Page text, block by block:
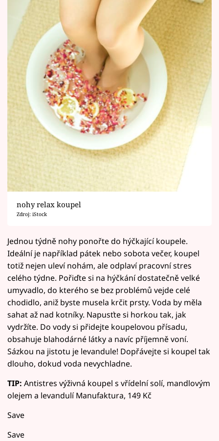
nohy relax koupel
Zdroj: iStock
Jednou týdně nohy ponořte do hýčkající koupele.
Ideální je například pátek nebo sobota večer, koupel
totiž nejen uleví nohám, ale odplaví pracovní stres
celého týdne. Pořiďte si na hýčkání dostatečně velké
umyvadlo, do kterého se bez problémů vejde celé
chodidlo, aniž byste musela krčit prsty. Voda by měla
sahat až nad kotníky. Napusťte si horkou tak, jak
vydržíte. Do vody si přidejte koupelovou přísadu,
obsahuje blahodárné látky a navíc příjemně voní.
Sázkou na jistotu je levandule! Dopřávejte si koupel tak
dlouho, dokud voda nevychladne.
TIP: Antistres výživná koupel s vřídelní solí, mandlovým
olejem a levandulí Manufaktura, 149 Kč
Save
Save